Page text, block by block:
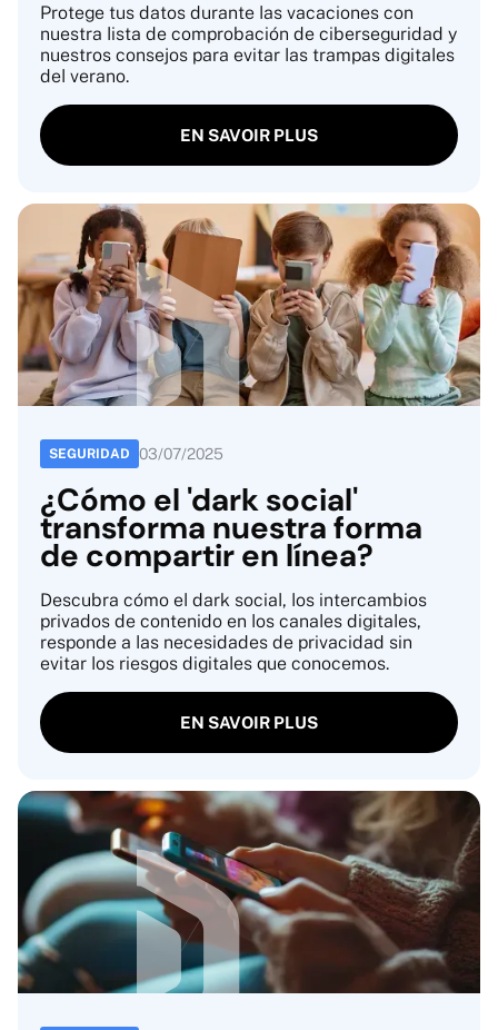
Protege tus datos durante las vacaciones con
nuestra lista de comprobación de ciberseguridad y
nuestros consejos para evitar las trampas digitales
del verano.
EN SAVOIR PLUS
SEGURIDAD 03/07/2025
¿Cómo el 'dark social'
transforma nuestra forma
de compartir en línea?
Descubra cómo el dark social, los intercambios
privados de contenido en los canales digitales,
responde a las necesidades de privacidad sin
evitar los riesgos digitales que conocemos.
EN SAVOIR PLUS